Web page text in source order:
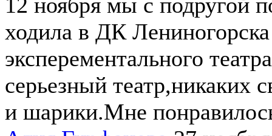
ходила в ДК
эксперементального
серьезный театр,никаких
и шарики.Мне